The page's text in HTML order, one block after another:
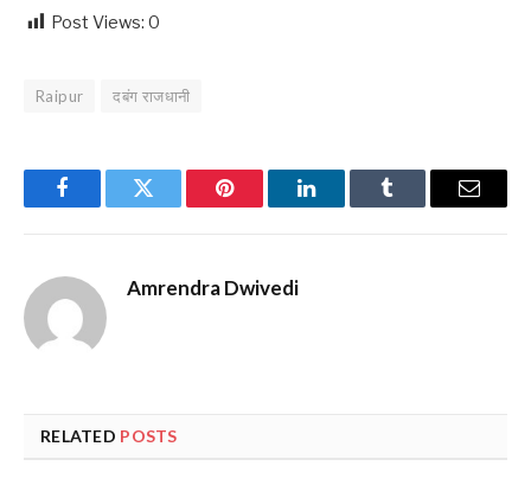
Post Views: 0
Raipur दबंग राजधानी
FacebookTwitter Pinterest LinkedInTumblr Email
Amrendra Dwivedi
RELATED POSTS